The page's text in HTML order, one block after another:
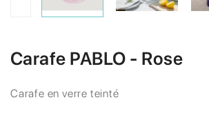
Carafe PABLO - Rose
Carafe en verre teinté